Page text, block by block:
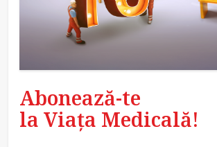
Abonează-te
la Viața Medicală!